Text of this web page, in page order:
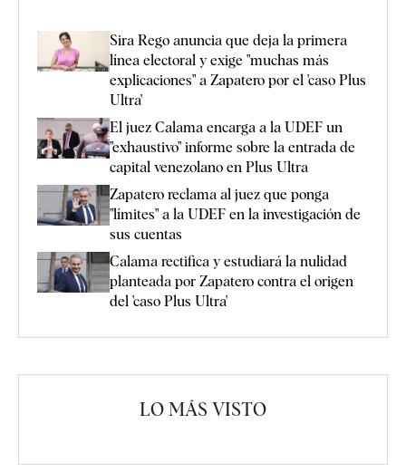
Sira Rego anuncia que deja la primera
línea electoral y exige "muchas más
explicaciones" a Zapatero por el 'caso Plus
Ultra'
El juez Calama encarga a la UDEF un
"exhaustivo" informe sobre la entrada de
capital venezolano en Plus Ultra
Zapatero reclama al juez que ponga
"límites" a la UDEF en la investigación de
sus cuentas
Calama rectifica y estudiará la nulidad
planteada por Zapatero contra el origen
del 'caso Plus Ultra'
LO MÁS VISTO